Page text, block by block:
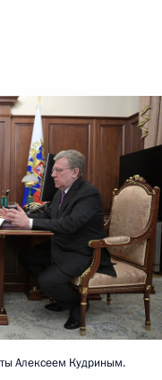
Алексеем Кудриным.